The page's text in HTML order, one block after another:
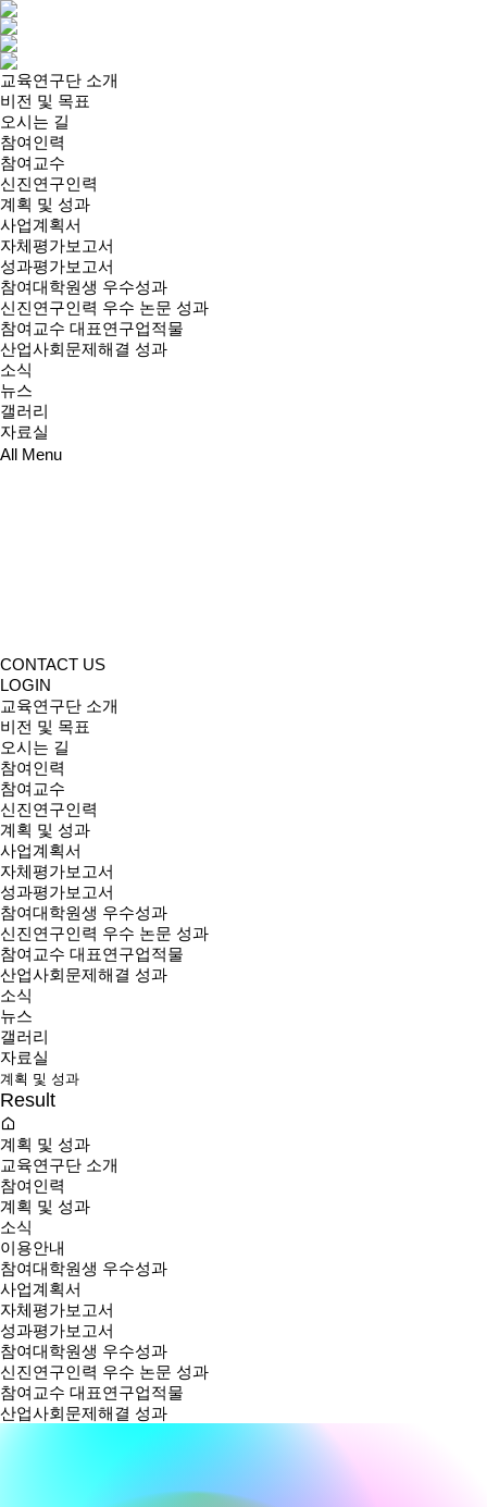
교육연구단 소개
비전 및 목표
오시는 길
참여인력
참여교수
신진연구인력
계획 및 성과
사업계획서
자체평가보고서
성과평가보고서
참여대학원생 우수성과
신진연구인력 우수 논문 성과
참여교수 대표연구업적물
산업사회문제해결 성과
소식
뉴스
갤러리
자료실
All Menu
CONTACT US
LOGIN
교육연구단 소개
비전 및 목표
오시는 길
참여인력
참여교수
신진연구인력
계획 및 성과
사업계획서
자체평가보고서
성과평가보고서
참여대학원생 우수성과
신진연구인력 우수 논문 성과
참여교수 대표연구업적물
산업사회문제해결 성과
소식
뉴스
갤러리
자료실
계획 및 성과
Result
계획 및 성과
교육연구단 소개
참여인력
계획 및 성과
소식
이용안내
참여대학원생 우수성과
사업계획서
자체평가보고서
성과평가보고서
참여대학원생 우수성과
신진연구인력 우수 논문 성과
참여교수 대표연구업적물
산업사회문제해결 성과